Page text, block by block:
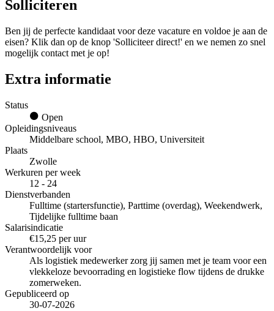
Solliciteren
Ben jij de perfecte kandidaat voor deze vacature en voldoe je aan de
eisen? Klik dan op de knop 'Solliciteer direct!' en we nemen zo snel
mogelijk contact met je op!
Extra informatie
Status
Open
Opleidingsniveaus
Middelbare school, MBO, HBO, Universiteit
Plaats
Zwolle
Werkuren per week
12 - 24
Dienstverbanden
Fulltime (startersfunctie), Parttime (overdag), Weekendwerk,
Tijdelijke fulltime baan
Salarisindicatie
€15,25 per uur
Verantwoordelijk voor
Als logistiek medewerker zorg jij samen met je team voor een
vlekkeloze bevoorrading en logistieke flow tijdens de drukke
zomerweken.
Gepubliceerd op
30-07-2026